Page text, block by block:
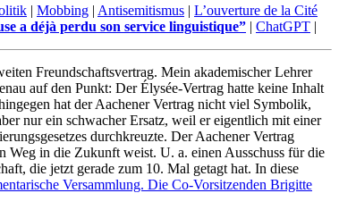
| Mobbing | Antisemitismus | L’ouverture de la Cité
a déjà perdu son service linguistique” | ChatGPT |
Freundschaftsvertrag. Mein akademischer Lehrer
auf den Punkt: Der Élysée-Vertrag hatte keine Inhalt
hat der Aachener Vertrag nicht viel Symbolik,
nur ein schwacher Ersatz, weil er eigentlich mit einer
durchkreuzte. Der Aachener Vertrag
Weg in die Zukunft weist. U. a. einen Ausschuss für die
die jetzt gerade zum 10. Mal getagt hat. In diese
Versammlung. Die Co-Vorsitzenden Brigitte